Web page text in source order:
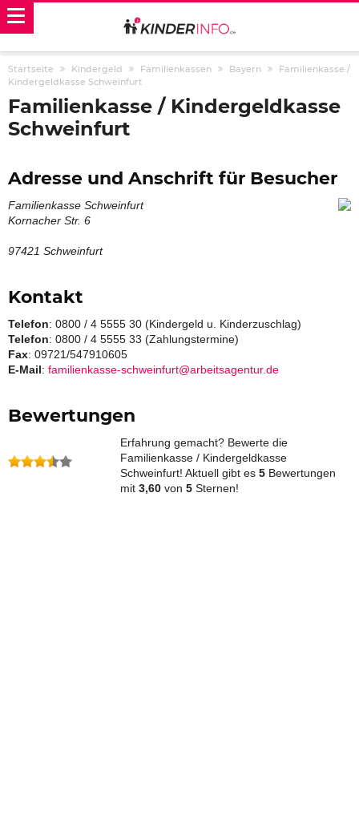
Startseite Kindergeld Familienkassen Bayern
Familienkasse /
Kindergeldkasse Schweinfurt
Familienkasse / Kindergeldkasse
Schweinfurt
Adresse und Anschrift für Besucher
Familienkasse Schweinfurt
Kornacher Str. 6
97421 Schweinfurt
Kontakt
Telefon: 0800 / 4 5555 30 (Kindergeld u. Kinderzuschlag)
Telefon: 0800 / 4 5555 33 (Zahlungstermine)
Fax: 09721/547910605
E-Mail: familienkasse-schweinfurt@arbeitsagentur.de
Bewertungen
Erfahrung gemacht? Bewerte die
Familienkasse / Kindergeldkasse
Schweinfurt! Aktuell gibt es 5 Bewertungen
mit 3,60 von 5 Sternen!